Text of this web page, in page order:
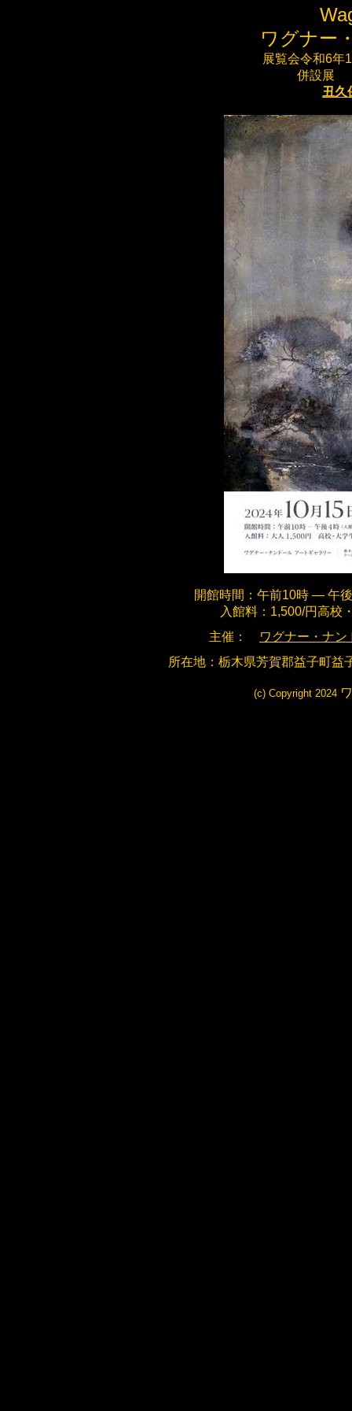
ワグナー
展覧会令和6年
併設展
丑
開館時間：午前10時 ― 午後
入館料： 1,500/円高校
主催：
ワグナー・ナン
所在地：栃木県芳賀郡益子町益
(c) Copyright 2024